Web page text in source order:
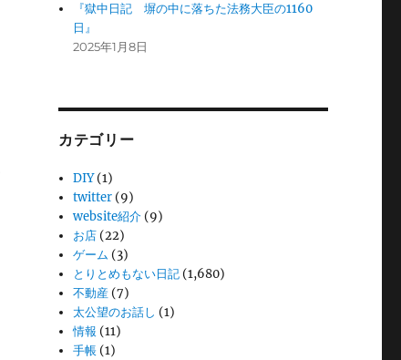
『獄中日記 塀の中に落ちた法務大臣の1160
日』
2025年1月8日
カテゴリー
DIY(1)
twitter (9)
website紹介 (9)
お店 (22)
ゲーム (3)
とりとめもない日記 (1,680)
不動産 (7)
太公望のお話し (1)
情報 (11)
手帳 (1)